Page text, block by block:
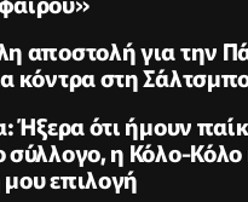
αποστολή για την
κόντρα στη
Ήξερα ότι ήμουν
σύλλογο, η Κόλο-Κόλο
επιλογή